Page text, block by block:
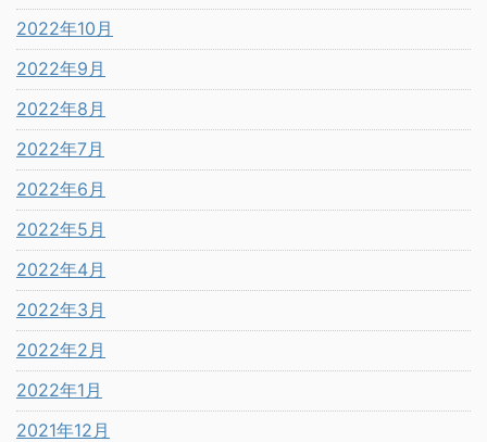
2022年10月
2022年9月
2022年8月
2022年7月
2022年6月
2022年5月
2022年4月
2022年3月
2022年2月
2022年1月
2021年12月